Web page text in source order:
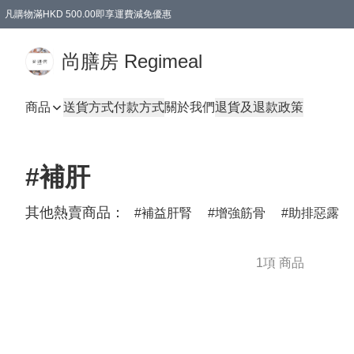
凡購物滿HKD 500.00即享運費減免優惠
尚膳房 Regimeal
商品 送貨方式付款方式關於我們退貨及退款政策
#補肝
其他熱賣商品： 補益肝腎 增強筋骨 助排惡露
1項 商品